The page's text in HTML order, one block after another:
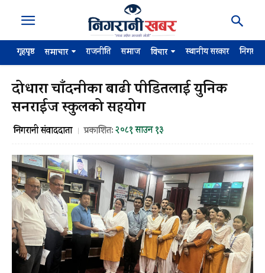
गृहपृष्ठ समाचार राजनीति समाज विचार स्थानीय सरकार
दोधारा चाँदनीका बाढी पीडितलाई युनिक
सनराईज स्कुलको सहयोग
निगरानी संवाददाता प्रकाशित:२०८१ साउन १३